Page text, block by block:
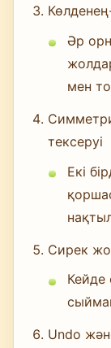
Көлденең-
Әр
мен
тексеруі
Екі
Сирек
Кейде
Undo